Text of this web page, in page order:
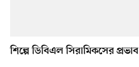
শিল্পে ডিবিএল সিরামিকসের প্রভাব